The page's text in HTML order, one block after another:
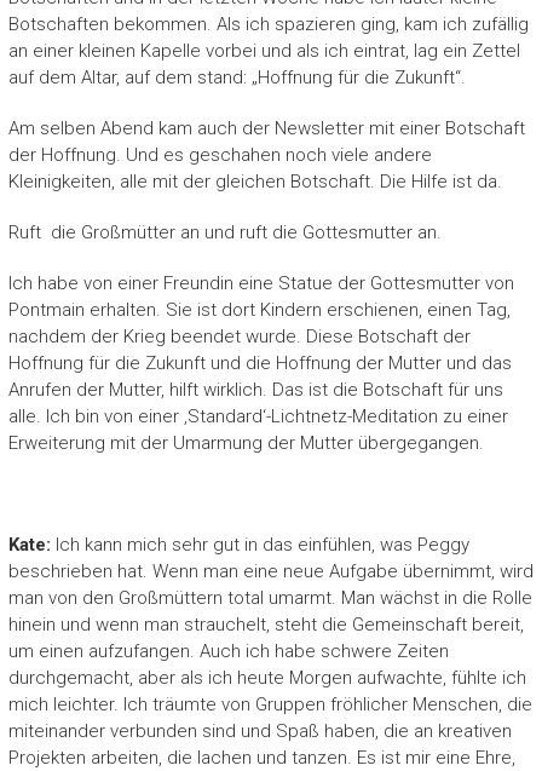
Botschaften bekommen. Als ich spazieren ging, kam ich zufällig
an einer kleinen Kapelle vorbei und als ich eintrat, lag ein Zettel
auf dem Altar, auf dem stand: „Hoffnung für die Zukunft“.
Am selben Abend kam auch der Newsletter mit einer Botschaft
der Hoffnung. Und es geschahen noch viele andere
Kleinigkeiten, alle mit der gleichen Botschaft. Die Hilfe ist da.
Ruft die Großmütter an und ruft die Gottesmutter an.
Ich habe von einer Freundin eine Statue der Gottesmutter von
Pontmain erhalten. Sie ist dort Kindern erschienen, einen Tag,
nachdem der Krieg beendet wurde. Diese Botschaft der
Hoffnung für die Zukunft und die Hoffnung der Mutter und das
Anrufen der Mutter, hilft wirklich. Das ist die Botschaft für uns
alle. Ich bin von einer ‚Standard‘-Lichtnetz-Meditation zu einer
Erweiterung mit der Umarmung der Mutter übergegangen.
Kate: Ich kann mich sehr gut in das einfühlen, was Peggy
beschrieben hat. Wenn man eine neue Aufgabe übernimmt, wird
man von den Großmüttern total umarmt. Man wächst in die Rolle
hinein und wenn man strauchelt, steht die Gemeinschaft bereit,
um einen aufzufangen. Auch ich habe schwere Zeiten
durchgemacht, aber als ich heute Morgen aufwachte, fühlte ich
mich leichter. Ich träumte von Gruppen fröhlicher Menschen, die
miteinander verbunden sind und Spaß haben, die an kreativen
Projekten arbeiten, die lachen und tanzen. Es ist mir eine Ehre,